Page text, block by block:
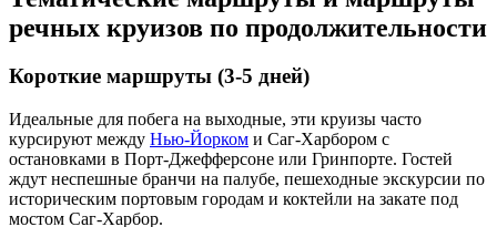
речных круизов по продолжительности
Короткие маршруты (3-5 дней)
Идеальные для побега на выходные, эти круизы часто
курсируют между Нью-Йорком и Саг-Харбором с
остановками в Порт-Джефферсоне или Гринпорте. Гостей
ждут неспешные бранчи на палубе, пешеходные экскурсии по
историческим портовым городам и коктейли на закате под
мостом Саг-Харбор.